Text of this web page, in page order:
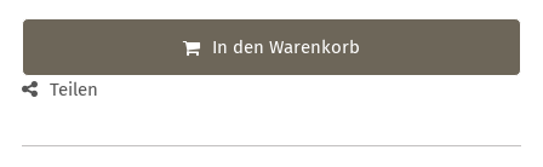
In den Warenkorb
Teilen